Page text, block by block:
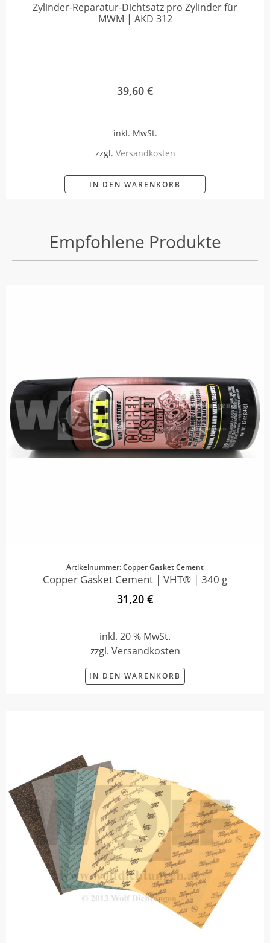
Zylinder-Reparatur-Dichtsatz pro Zylinder für
MWM | AKD 312
39,60 €
inkl. MwSt.
zzgl. Versandkosten
IN DEN WARENKORB
Empfohlene Produkte
Artikelnummer: Copper Gasket Cement
Copper Gasket Cement | VHT® | 340 g
31,20 €
inkl. 20 % MwSt.
zzgl. Versandkosten
IN DEN WARENKORB